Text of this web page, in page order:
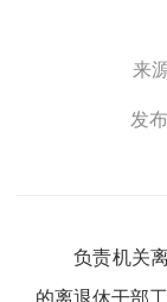
来
发
负责机关离
的离退休干部工